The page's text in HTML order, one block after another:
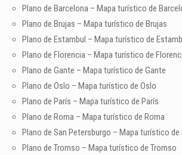
Plano de Barcelona – Mapa turístico de
Plano de Brujas – Mapa turístico de Brujas
Plano de Estambul – Mapa turístico de
Plano de Florencia – Mapa turístico de
Plano de Gante – Mapa turístico de Gante
Plano de Oslo – Mapa turístico de Oslo
Plano de París – Mapa turístico de París
Plano de Roma – Mapa turístico de Roma
Plano de San Petersburgo – Mapa turístico de
Plano de Tromso – Mapa turístico de Tromso